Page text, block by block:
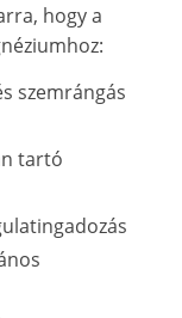
hogy a
szemrángás
tartó